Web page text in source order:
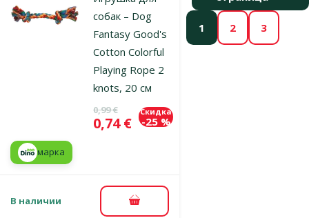
собак – Dog
Fantasy Good's
Cotton Colorful
Playing Rope 2
knots, 20 см
Исходная цена
0,99 €
Цена
0,74 €
Скидка
-25 %
марка
В наличии В корзину
1 2 3